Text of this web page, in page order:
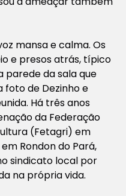
mansa e calma. Os
e presos atrás, típico
parede da sala que
foto de Dezinho e
Há três anos
da Federação
(Fetagri) em
Rondon do Pará,
sindicato local por
na própria vida.